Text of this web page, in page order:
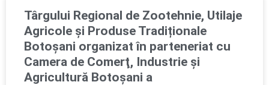
Târgului Regional de Zootehnie, Utilaje
Agricole și Produse Tradiționale
Botoșani organizat în parteneriat cu
Camera de Comerţ, Industrie şi
Agricultură Botoşani a